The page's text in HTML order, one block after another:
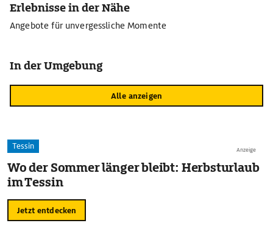
Erlebnisse in der Nähe
Angebote für unvergessliche Momente
In der Umgebung
Alle anzeigen
Anzeige
Tessin
Wo der Sommer länger bleibt: Herbsturlaub
im Tessin
Jetzt entdecken